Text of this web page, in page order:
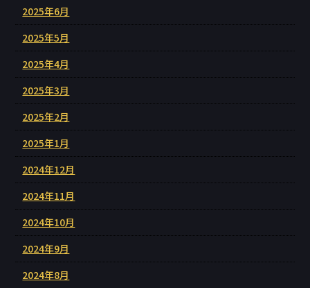
2025年6月
2025年5月
2025年4月
2025年3月
2025年2月
2025年1月
2024年12月
2024年11月
2024年10月
2024年9月
2024年8月